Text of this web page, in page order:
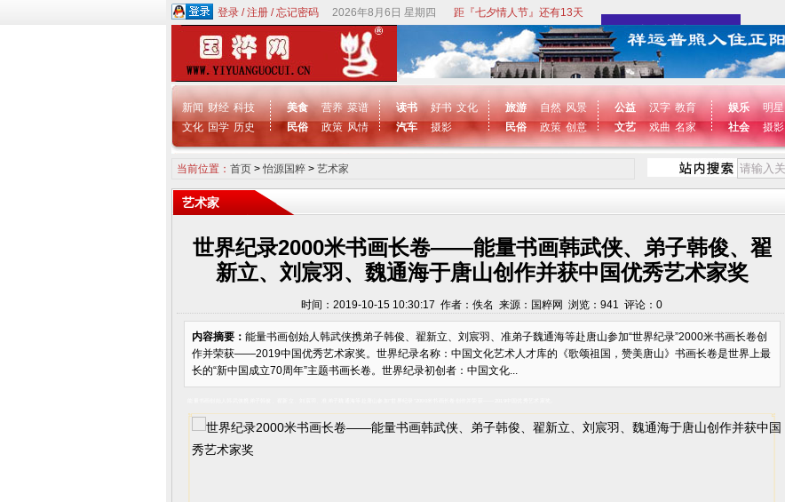
登录/注册/忘记密码 2026年8月6日 星期四 距『七夕情人节』还有13天
新闻 财经 科技
文化 国学 历史
美食 营养 菜谱
民俗
政策 风情
读书 好书 文化
汽车
摄影
旅游 自然 风景
民俗
政策 创意
公益 汉字 教育
文艺
戏曲 名家
娱乐 明星
社会
摄影
当前位置： 首页>怡源国粹> 艺术家
艺术家
世界纪录2000米书画长卷——能量书画韩武侠、弟子韩俊、翟
新立、刘宸羽、魏通海于唐山创作并获中国优秀艺术家奖
时间：2019-10-15 10:30:17 作者：佚名 来源：国粹网 浏览： 941 评论： 0
内容摘要： 能量书画创始人韩武侠携弟子韩俊、翟新立、刘宸羽、准弟子魏通海等赴唐山参加“世界纪录”2000米书画长卷创
作并荣获——2019中国优秀艺术家奖。世界纪录名称：中国文化艺术人才库的《歌颂祖国，赞美唐山》书画长卷是世界上最
长的“新中国成立70周年”主题书画长卷。世界纪录初创者：中国文化...